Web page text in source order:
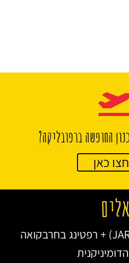
החופשה ברפובליקה?
כאן